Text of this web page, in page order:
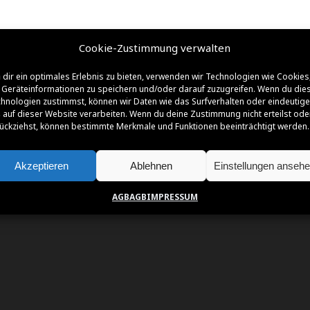
Cookie-Zustimmung verwalten
dir ein optimales Erlebnis zu bieten, verwenden wir Technologien wie
zu speichern und/oder darauf zuzugreifen. Wenn du
zustimmst, können wir Daten wie das Surfverhalten oder eindeutige
auf dieser Website verarbeiten. Wenn du deine Zustimmung nicht erteilst
können bestimmte Merkmale und Funktionen beeinträchtigt werden.
Akzeptieren Ablehnen Einstellungen
AGBAGBIMPRESSUM
| FÖRDERER | PARTNER |